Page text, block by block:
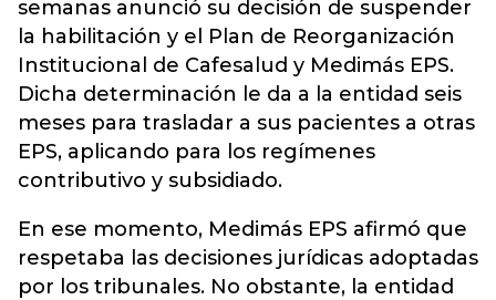
semanas anunció su decisión de suspender
la habilitación y el Plan de Reorganización
Institucional de Cafesalud y Medimás EPS.
Dicha determinación le da a la entidad seis
meses para trasladar a sus pacientes a otras
EPS, aplicando para los regímenes
contributivo y subsidiado.
En ese momento, Medimás EPS afirmó que
respetaba las decisiones jurídicas adoptadas
por los tribunales. No obstante, la entidad